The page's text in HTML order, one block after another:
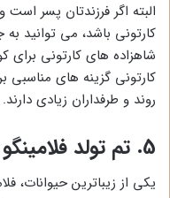
کارتونی باشد، می توانید
شاهزاده های کارتونی
کارتونی گزینه های
روند و طرفداران زیادی دارند.
5. تم تولد فلامینگو
یکی از زیباترین حیوانات،